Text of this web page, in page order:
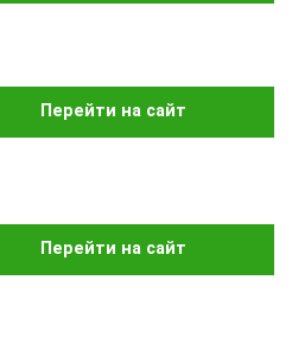
Перейти на сайт
Перейти на сайт